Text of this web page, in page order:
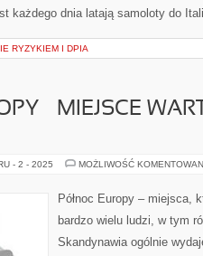
każdego dnia latają samoloty do
RYZYKIEM I DPIA
– MIEJSCE
- 2 - 2025 MOŻLIWOŚĆ
Północ Europy – miejsca,
bardzo wielu ludzi, w tym
Skandynawia ogólnie